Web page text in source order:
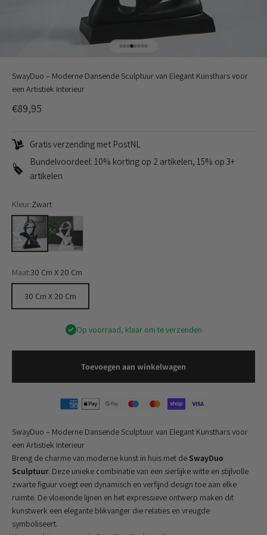
SwayDuo – Moderne Dansende Sculptuur van Elegant Kunsthars voor
een Artistiek Interieur
Aanbiedingsprijs
€89,95
Gratis verzending met PostNL
Bundelvoordeel: 10% korting op 2 artikelen, 15% op 3+
artikelen
Kleur:Zwart
Zwart
Wit
Maat:30 Cm X 20 Cm
30 Cm X 20 Cm
Op voorraad, klaar om te verzenden
Toevoegen aan winkelwagen
SwayDuo – Moderne Dansende Sculptuur van Elegant Kunsthars voor
een Artistiek Interieur
Breng de charme van moderne kunst in huis met de SwayDuo
Sculptuur. Deze unieke combinatie van een sierlijke witte en stijlvolle
zwarte figuur voegt een dynamisch en verfijnd design toe aan elke
ruimte. De vloeiende lijnen en het expressieve ontwerp maken dit
kunstwerk een elegante blikvanger die relaties en vreugde
symboliseert.